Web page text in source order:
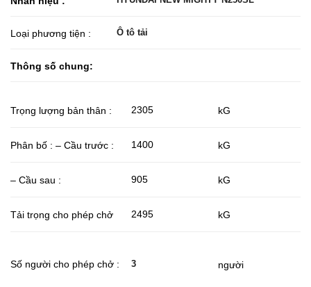
Loại phương tiện : Ô tô tải
Thông số chung:
Trọng lượng bản thân : 2305 kG
Phân bố : – Cầu trước : 1400 kG
– Cầu sau : 905 kG
Tải trọng cho phép chở 2495 kG
Số người cho phép chở : 3 người